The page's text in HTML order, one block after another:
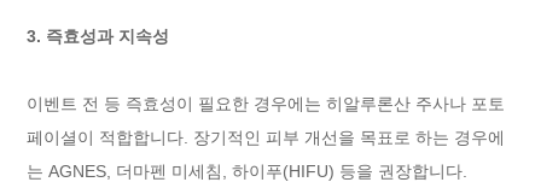
3. 즉효성과 지속성
이벤트 전 등 즉효성이 필요한 경우에는 히알루론산 주사나 포토
페이셜이 적합합니다. 장기적인 피부 개선을 목표로 하는 경우에
는 AGNES, 더마펜 미세침, 하이푸(HIFU) 등을 권장합니다.